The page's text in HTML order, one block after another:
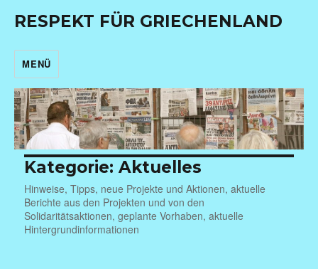
RESPEKT FÜR GRIECHENLAND
MENÜ
Kategorie:Aktuelles
Hinweise, Tipps, neue Projekte und Aktionen, aktuelle
Berichte aus den Projekten und von den
Solidaritätsaktionen, geplante Vorhaben, aktuelle
Hintergrundinformationen